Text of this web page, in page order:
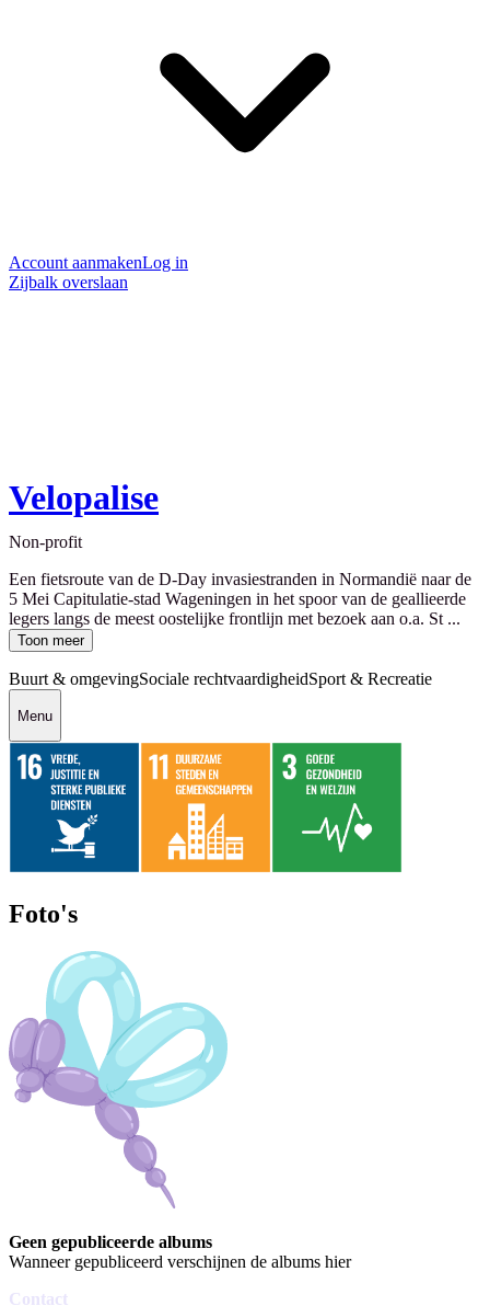
Account aanmakenLog in
Zijbalk overslaan
Velopalise
Non-profit
Een fietsroute van de D-Day invasiestranden in Normandië naar de
5 Mei Capitulatie-stad Wageningen in het spoor van de geallieerde
legers langs de meest oostelijke frontlijn met bezoek aan o.a. St ...
Toon meer
Buurt & omgevingSociale rechtvaardigheidSport & Recreatie
Menu
Foto's
Geen gepubliceerde albums
Wanneer gepubliceerd verschijnen de albums hier
Contact